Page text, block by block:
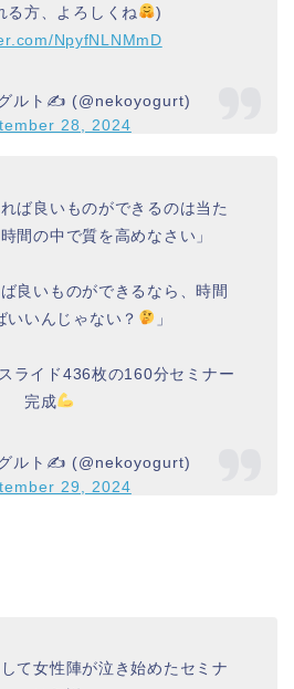
る方、よろしくね
)
NpyfNLNMmD
ルト✍️ (@nekoyogurt)
28, 2024
ば良いものができるのは当た
間の中で質を高めなさい」
良いものができるなら、時間
いいんじゃない？
」
ライド436枚の160分セミナー
完成
ルト✍️ (@nekoyogurt)
29, 2024
て女性陣が泣き始めたセミナ